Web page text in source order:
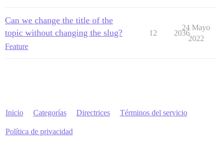
Can we change the title of the
topic without changing the slug?
Feature
12 2036
24 Mayo
2022
Inicio Categorías Directrices Términos del servicio
Política de privacidad